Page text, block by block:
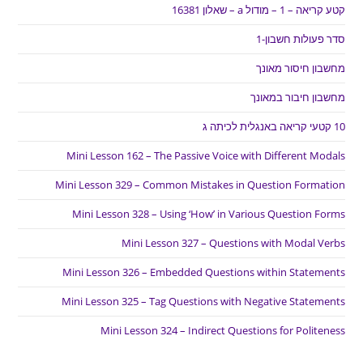
קטע קריאה – 1 – מודול a – שאלון 16381
סדר פעולות חשבון-1
מחשבון חיסור מאונך
מחשבון חיבור במאונך
10 קטעי קריאה באנגלית לכיתה ג
Mini Lesson 162 – The Passive Voice with Different Modals
Mini Lesson 329 – Common Mistakes in Question Formation
Mini Lesson 328 – Using ‘How’ in Various Question Forms
Mini Lesson 327 – Questions with Modal Verbs
Mini Lesson 326 – Embedded Questions within Statements
Mini Lesson 325 – Tag Questions with Negative Statements
Mini Lesson 324 – Indirect Questions for Politeness